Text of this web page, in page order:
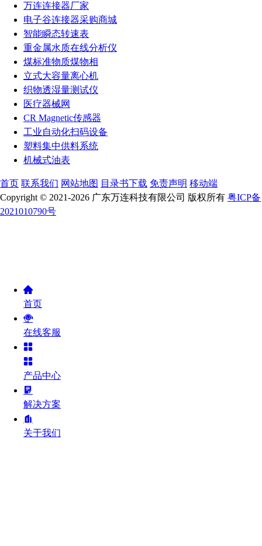
万连连接器厂家
电子谷连接器采购商城
智能瞬态转速表
重金属水质在线分析仪
煤标准物质煤物相
立式大容量离心机
织物透湿量测试仪
医疗器械网
CR Magnetic传感器
工业自动化扫码设备
塑料集中供料系统
机械式油表
首页 联系我们 网站地图 目录书下载 免责声明 移动端
Copyright © 2021-2026 广东万连科技有限公司 版权所有 粤ICP备
2021010790号
首页
在线客服
产品中心
解决方案
关于我们